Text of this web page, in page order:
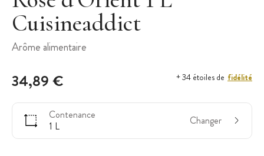
Cuisineaddict
Arôme alimentaire
34,89 € + 34 étoiles de fidélité
Contenance
1 L
Changer